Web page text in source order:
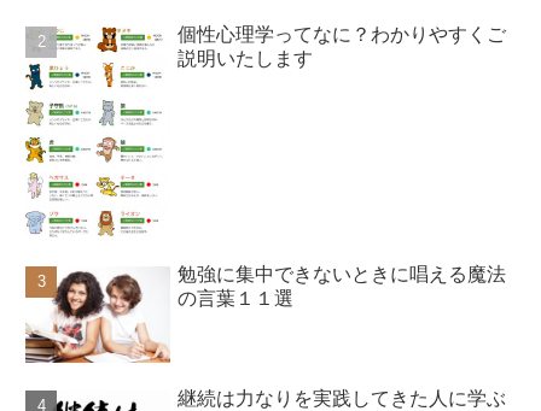
個性心理学ってなに？わかりやすくご
説明いたします
勉強に集中できないときに唱える魔法
の言葉１１選
継続は力なりを実践してきた人に学ぶ